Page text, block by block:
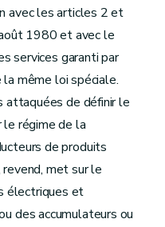
avec les articles 2 et
1980 et avec le
services garanti par
même loi spéciale.
attaquées de définir le
régime de la
de produits
met sur le
électriques et
des accumulateurs ou